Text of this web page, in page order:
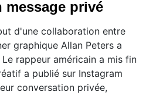
privé
d'une collaboration entre
graphique Allan Peters a
rappeur américain a mis fin
a publié sur Instagram
conversation privée,